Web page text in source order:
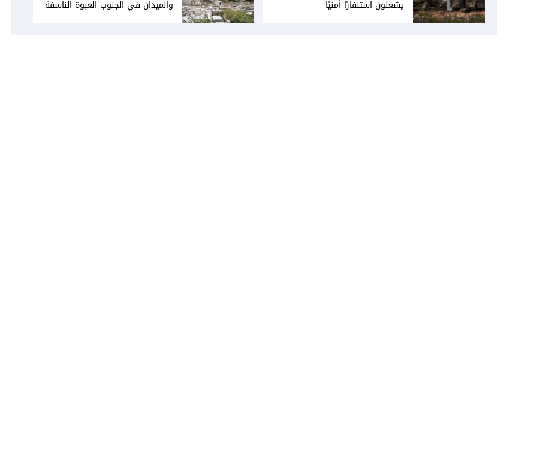
يشعلون استنفارًا أمنيًا
والميدان في الجنوب العبوة الناسفة
في مجدل زون «رسالة» في أكثر من